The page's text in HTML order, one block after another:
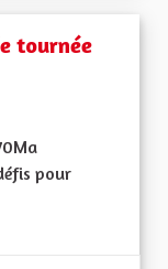
tournée
pour